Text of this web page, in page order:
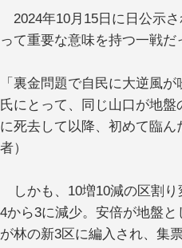
2024年10月15日に日公示
って重要な意味を持つ一戦だ
「裏金問題で自民に大逆風
氏にとって、同じ山口が地
に死去して以降、初めて臨
者）
しかも、10増10減の区割
4から3に減少。安倍が地盤
が林の新3区に編入され、集